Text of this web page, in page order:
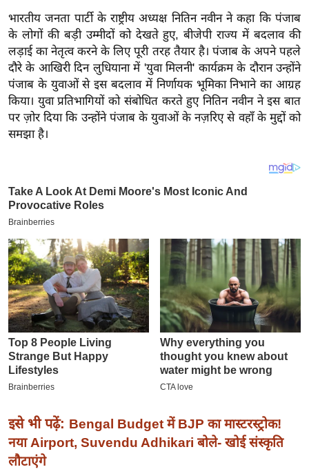
ज्ञ
रा
य
ब
ज
ट
खे
के
ट
I
P
L
2
0
2
6
क्रा
इ
म
ई
-
पे
प
भारतीय जनता पार्टी के राष्ट्रीय अध्यक्ष नितिन नवीन ने कहा कि पंजाब
के लोगों की बड़ी उम्मीदों को देखते हुए, बीजेपी राज्य में बदलाव की
लड़ाई का नेतृत्व करने के लिए पूरी तरह तैयार है। पंजाब के अपने पहले
दौरे के आखिरी दिन लुधियाना में 'युवा मिलनी' कार्यक्रम के दौरान उन्होंने
पंजाब के युवाओं से इस बदलाव में निर्णायक भूमिका निभाने का आग्रह
किया। युवा प्रतिभागियों को संबोधित करते हुए नितिन नवीन ने इस बात
पर ज़ोर दिया कि उन्होंने पंजाब के युवाओं के नज़रिए से वहाँ के मुद्दों को
समझा है।
इसे भी पढ़ें: Bengal Budget में BJP का मास्टरस्ट्रोक!
नया Airport, Suvendu Adhikari बोले- खोई संस्कृति
लौटाएंगे